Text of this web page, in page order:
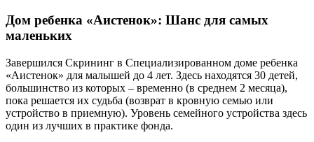
Дом ребенка «Аистенок»: Шанс для самых
маленьких
Завершился Скрининг в Специализированном доме ребенка
«Аистенок» для малышей до 4 лет. Здесь находятся 30 детей,
большинство из которых – временно (в среднем 2 месяца),
пока решается их судьба (возврат в кровную семью или
устройство в приемную). Уровень семейного устройства здесь
один из лучших в практике фонда.